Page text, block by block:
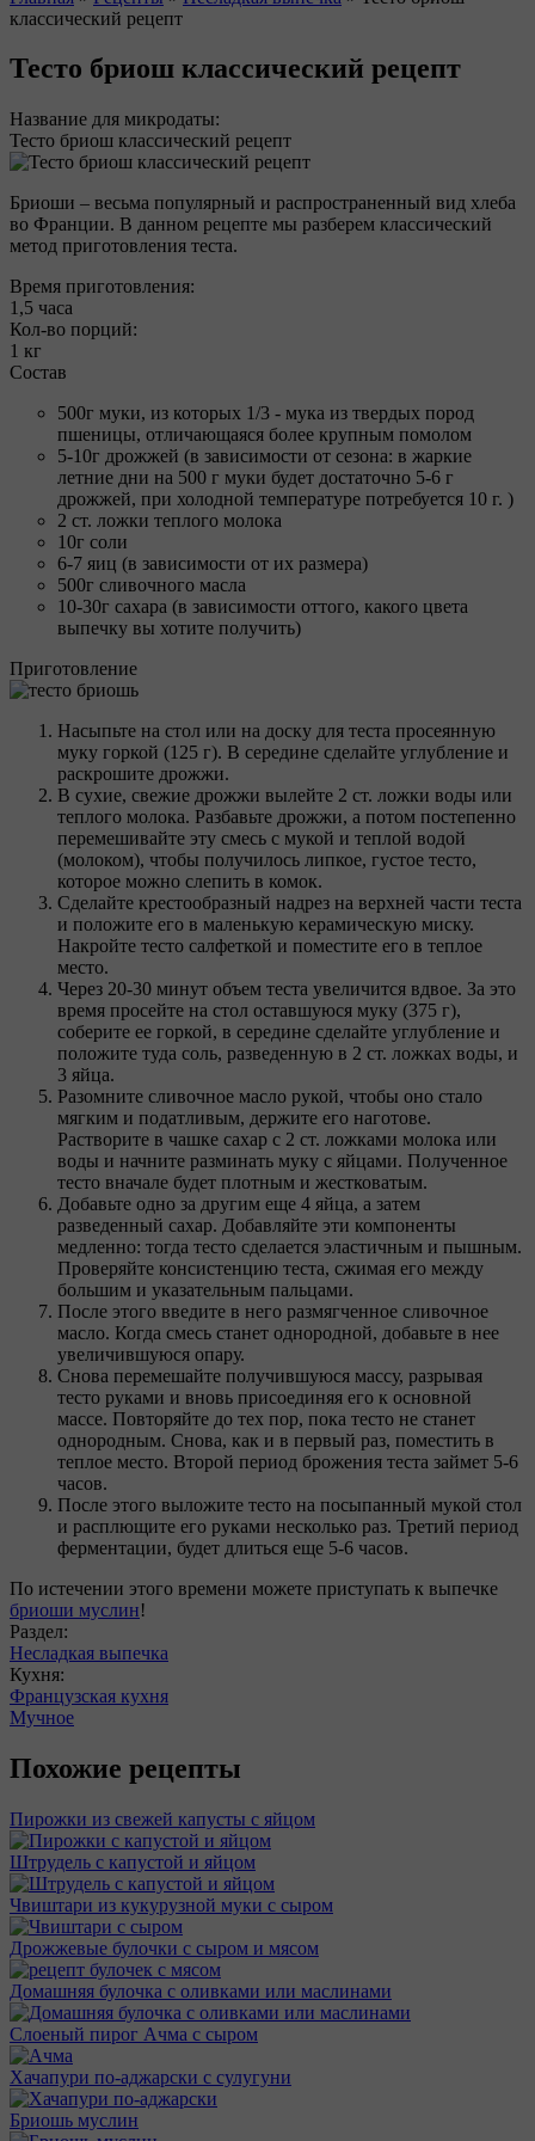
Вы здесь
классический рецепт
Тесто бриош классический рецепт
Название для микродаты:
Тесто бриош классический рецепт
Бриоши – весьма популярный и распространенный вид хлеба
во Франции. В данном рецепте мы разберем классический
метод приготовления теста.
Время приготовления:
1,5 часа
Кол-во порций:
1 кг
Состав
500г муки, из которых 1/3 - мука из твердых пород
пшеницы, отличающаяся более крупным помолом
5-10г дрожжей (в зависимости от сезона: в жаркие
летние дни на 500 г муки будет достаточно 5-6 г
дрожжей, при холодной температуре потребуется 10 г. )
2 ст. ложки теплого молока
10г соли
6-7 яиц (в зависимости от их размера)
500г сливочного масла
10-30г сахара (в зависимости оттого, какого цвета
выпечку вы хотите получить)
Приготовление
Насыпьте на стол или на доску для теста просеянную
муку горкой (125 г). В середине сделайте углубление и
раскрошите дрожжи.
В сухие, свежие дрожжи вылейте 2 ст. ложки воды или
теплого молока. Разбавьте дрожжи, а потом постепенно
перемешивайте эту смесь с мукой и теплой водой
(молоком), чтобы получилось липкое, густое тесто,
которое можно слепить в комок.
Сделайте крестообразный надрез на верхней части теста
и положите его в маленькую керамическую миску.
Накройте тесто салфеткой и поместите его в теплое
место.
Через 20-30 минут объем теста увеличится вдвое. За это
время просейте на стол оставшуюся муку (375 г),
соберите ее горкой, в середине сделайте углубление и
положите туда соль, разведенную в 2 ст. ложках воды, и
3 яйца.
Разомните сливочное масло рукой, чтобы оно стало
мягким и податливым, держите его наготове.
Растворите в чашке сахар с 2 ст. ложками молока или
воды и начните разминать муку с яйцами. Полученное
тесто вначале будет плотным и жестковатым.
Добавьте одно за другим еще 4 яйца, а затем
разведенный сахар. Добавляйте эти компоненты
медленно: тогда тесто сделается эластичным и пышным.
Проверяйте консистенцию теста, сжимая его между
большим и указательным пальцами.
После этого введите в него размягченное сливочное
масло. Когда смесь станет однородной, добавьте в нее
увеличившуюся опару.
Снова перемешайте получившуюся массу, разрывая
тесто руками и вновь присоединяя его к основной
массе. Повторяйте до тех пор, пока тесто не станет
однородным. Снова, как и в первый раз, поместить в
теплое место. Второй период брожения теста займет 5-6
часов.
После этого выложите тесто на посыпанный мукой стол
и расплющите его руками несколько раз. Третий период
ферментации, будет длиться еще 5-6 часов.
По истечении этого времени можете приступать к выпечке
бриоши муслин!
Раздел:
Несладкая выпечка
Кухня:
Французская кухня
Мучное
Похожие рецепты
Пирожки из свежей капусты с яйцом
Штрудель с капустой и яйцом
Чвиштари из кукурузной муки с сыром
Дрожжевые булочки с сыром и мясом
Домашняя булочка с оливками или маслинами
Слоеный пирог Ачма с сыром
Хачапури по-аджарски с сулугуни
Бриошь муслин